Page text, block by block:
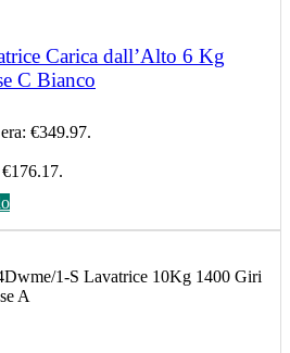
Carica dall’Alto 6 Kg
C Bianco
€349.97.